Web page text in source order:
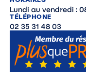
Lundi au vendredi :
TÉLÉPHONE
02 35 31 48 03